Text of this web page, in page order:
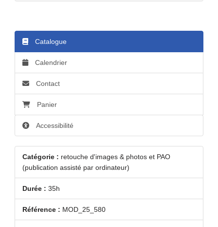
Catalogue
Calendrier
Contact
Panier
Accessibilité
Catégorie : retouche d'images & photos et PAO
(publication assisté par ordinateur)
Durée : 35h
Référence : MOD_25_580